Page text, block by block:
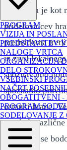
PROGRAM
VIZIJA IN
PREDSTAVITEV
NALOGE VRTCA
ORGANIZACIJA
DELO
VSEBINSKI
NAČRT
OBOGATITVENI
PROGRAM
SODELOVANJE
Zasnovan je
pridelovalcev
predvidoma
iz živil
spoznavamo
spoznamo
ostanki hrane.
potekale
delavnice se